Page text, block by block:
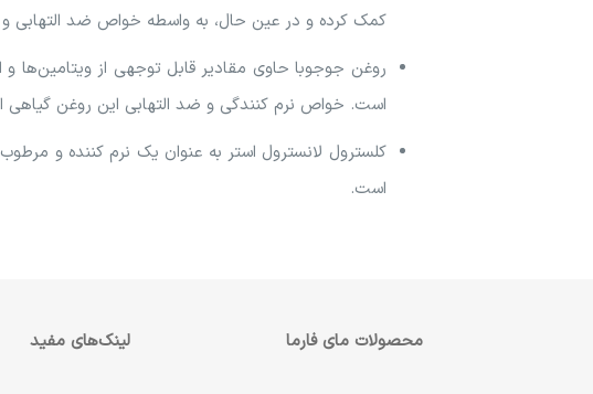
کمک کرده و در عین حال، به واسطه خواص ضد التهابی
است. خواص نرم کنندگی و ضد التهابی این روغن
کلسترول لانسترول استر به عنوان یک نرم کننده و
است.
محصولات مای فارما لینک‌های مفید